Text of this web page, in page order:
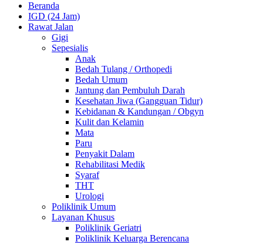
Beranda
IGD (24 Jam)
Rawat Jalan
Gigi
Sepesialis
Anak
Bedah Tulang / Orthopedi
Bedah Umum
Jantung dan Pembuluh Darah
Kesehatan Jiwa (Gangguan Tidur)
Kebidanan & Kandungan / Obgyn
Kulit dan Kelamin
Mata
Paru
Penyakit Dalam
Rehabilitasi Medik
Syaraf
THT
Urologi
Poliklinik Umum
Layanan Khusus
Poliklinik Geriatri
Poliklinik Keluarga Berencana